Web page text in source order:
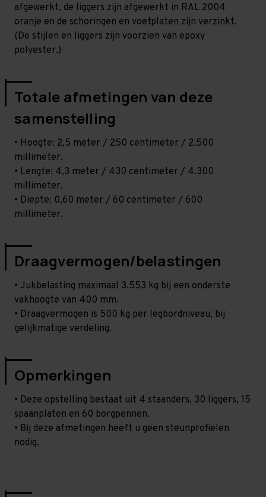
afgewerkt, de liggers zijn afgewerkt in RAL 2004
oranje en de schoringen en voetplaten zijn verzinkt.
(De stijlen en liggers zijn voorzien van epoxy
polyester.)
Totale afmetingen van deze
samenstelling
• Hoogte: 2,5 meter / 250 centimeter / 2.500
millimeter.
• Lengte: 4,3 meter / 430 centimeter / 4.300
millimeter.
• Diepte: 0,60 meter / 60 centimeter / 600
millimeter.
Draagvermogen/belastingen
• Jukbelasting maximaal 3.553 kg bij een onderste
vakhoogte van 400 mm.
• Draagvermogen is 500 kg per legbordniveau, bij
gelijkmatige verdeling.
Opmerkingen
• Deze opstelling bestaat uit 4 staanders, 30 liggers, 15
spaanplaten en 60 borgpennen.
• Bij deze afmetingen heeft u geen steunprofielen
nodig.